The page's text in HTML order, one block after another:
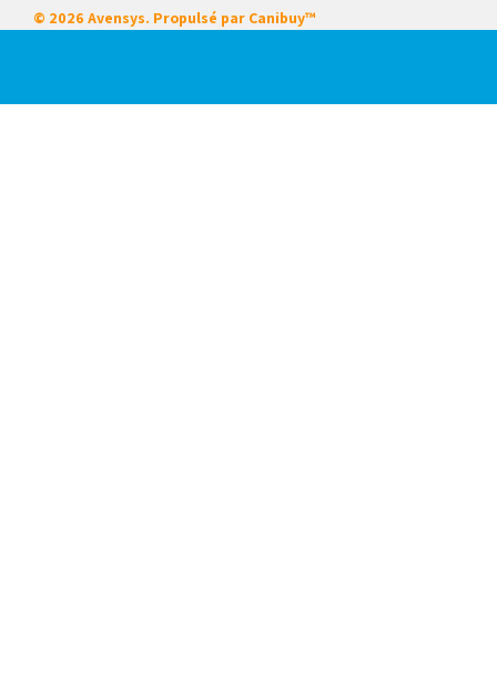
© 2026 Avensys. Propulsé par Canibuy™